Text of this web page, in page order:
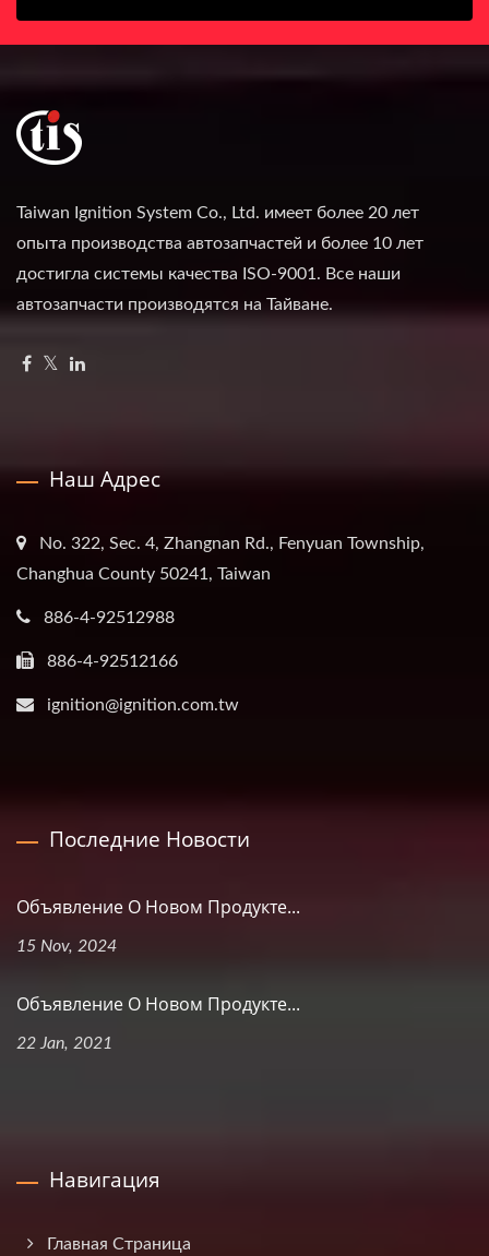
Taiwan Ignition System Co., Ltd. имеет более 20 лет
опыта производства автозапчастей и более 10 лет
достигла системы качества ISO-9001. Все наши
автозапчасти производятся на Тайване.
Наш Адрес
No. 322, Sec. 4, Zhangnan Rd., Fenyuan Township,
Changhua County 50241, Taiwan
886-4-92512988
886-4-92512166
ignition@ignition.com.tw
Последние Новости
Объявление О Новом Продукте...
15 Nov, 2024
Объявление О Новом Продукте...
22 Jan, 2021
Навигация
Главная Страница